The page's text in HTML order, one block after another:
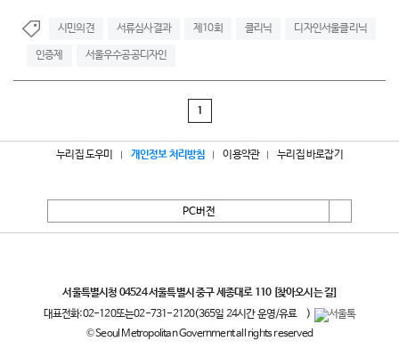
시민의견 서류심사결과 제10회 클리닉 디자인서울클리닉
인증제 서울우수공공디자인
1
누리집 도우미 개인정보 처리방침 이용약관 누리집 바로잡기
PC버전
서울특별시청 04524 서울특별시 중구 세종대로 110 [찾아오시는 길]
대표전화:02-120또는02-731-2120(365일 24시간 운영/유료
)
© Seoul Metropolitan Government all rights reserved